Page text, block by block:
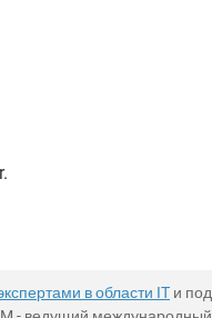
в области IT и под